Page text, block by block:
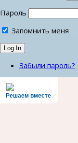
Пароль
Запомнить меня
Забыли пароль?
Решаем вместе